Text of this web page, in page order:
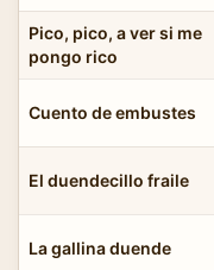
Pico, pico, a ver si me
pongo rico
Cuento de embustes
El duendecillo fraile
La gallina duende